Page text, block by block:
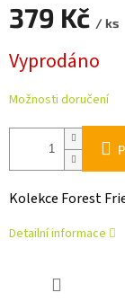
379 Kč / ks
cena:
Vyprodáno
Možnosti doručení
Kolekce Forest
Detailní informace